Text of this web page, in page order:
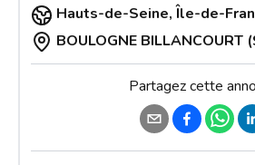
Hauts-de-Seine,Île-de-
BOULOGNE BILLANCOURT
Partagez cette